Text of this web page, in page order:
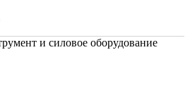
и силовое оборудование